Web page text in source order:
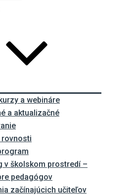
a webináre
a aktualizačné
rovnosti
v školskom prostredí –
pedagógov
začínajúcich učiteľov